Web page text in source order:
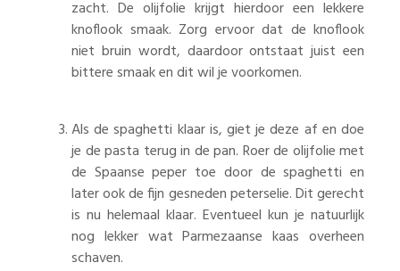
zacht. De olijfolie krijgt hierdoor een lekkere
knoflook smaak. Zorg ervoor dat de knoflook
niet bruin wordt, daardoor ontstaat juist een
bittere smaak en dit wil je voorkomen.
Als de spaghetti klaar is, giet je deze af en doe
je de pasta terug in de pan. Roer de olijfolie met
de Spaanse peper toe door de spaghetti en
later ook de fijn gesneden peterselie. Dit gerecht
is nu helemaal klaar. Eventueel kun je natuurlijk
nog lekker wat Parmezaanse kaas overheen
schaven.